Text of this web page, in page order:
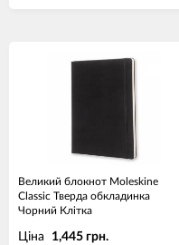
Великий блокнот Moleskine
Classic Тверда обкладинка
Чорний Клітка
Ціна 1,445 грн.